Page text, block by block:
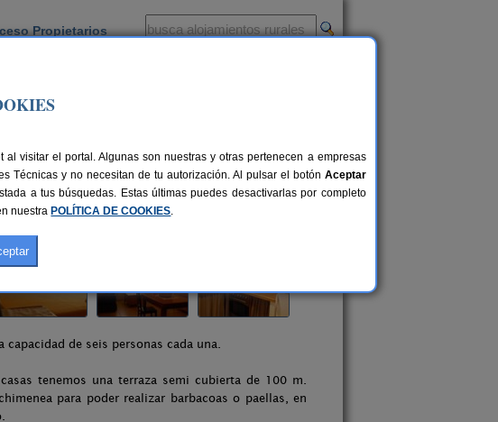
Propietarios
de seis personas cada una.
tenemos una terraza semi cubierta de 100 m.
para poder realizar barbacoas o paellas, en
visitar el portal. Algunas son nuestras y otras pertenecen a empresas
Técnicas y no necesitan de tu autorización. Al pulsar el botón Aceptar
a tus búsquedas. Estas últimas puedes desactivarlas por completo
nuestra POLÍTICA DE COOKIES.